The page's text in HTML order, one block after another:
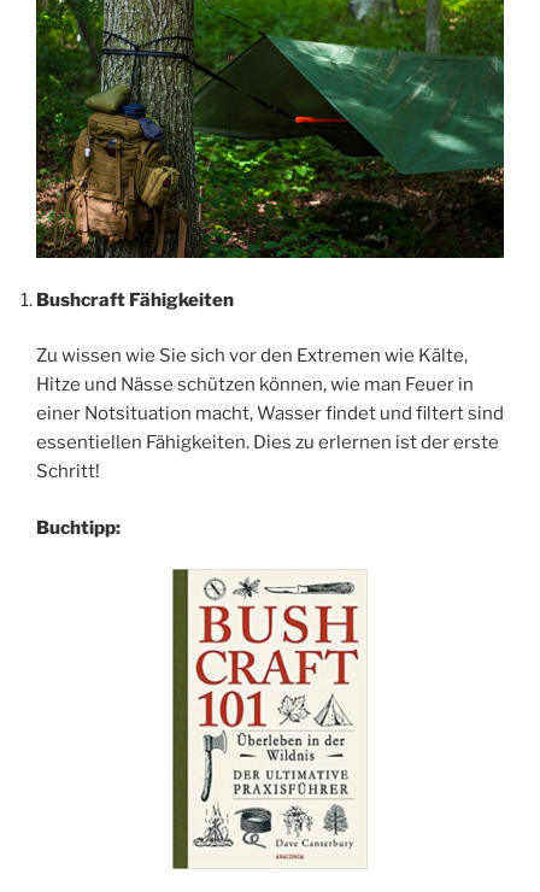
Bushcraft Fähigkeiten
Zu wissen wie Sie sich vor den Extremen wie Kälte,
Hitze und Nässe schützen können, wie man Feuer in
einer Notsituation macht, Wasser findet und filtert sind
essentiellen Fähigkeiten. Dies zu erlernen ist der erste
Schritt!
Buchtipp: